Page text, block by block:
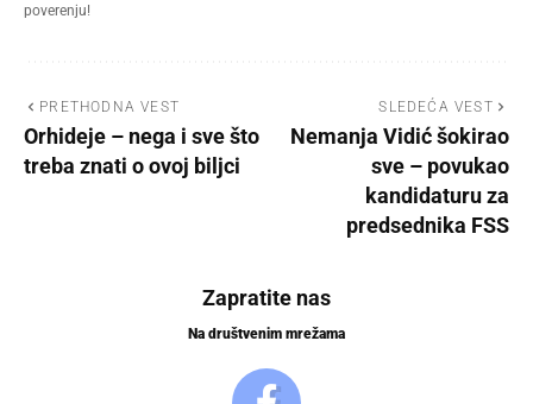
poverenju!
PRETHODNA VEST
Orhideje – nega i sve što
treba znati o ovoj biljci
SLEDEĆA VEST
Nemanja Vidić šokirao
sve – povukao
kandidaturu za
predsednika FSS
Zapratite nas
Na društvenim mrežama